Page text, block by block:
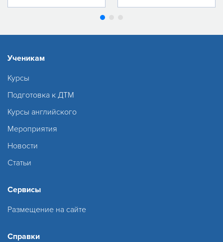
Ученикам
Курсы
Подготовка к ДТМ
Курсы английского
Мероприятия
Новости
Статьи
Сервисы
Размещение на сайте
Справки